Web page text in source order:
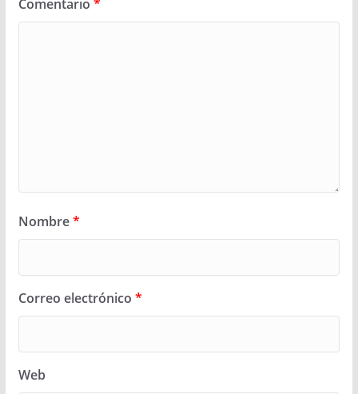
Comentario *
Nombre*
Correo electrónico *
Web